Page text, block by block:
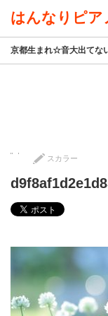
はんなりピア
京都生まれ☆音大出てな
スカラー